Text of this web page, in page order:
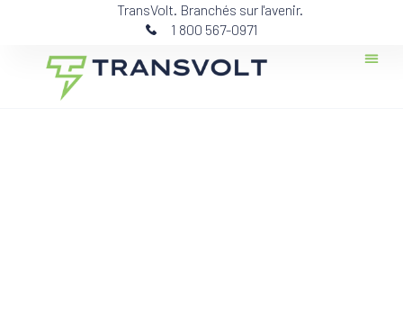
TransVolt. Branchés sur l'avenir.
1 800 567-0971